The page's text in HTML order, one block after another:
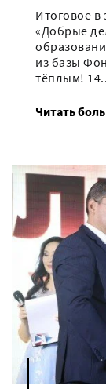
Итоговое в
«Добрые
из базы
тёплым!
Читать